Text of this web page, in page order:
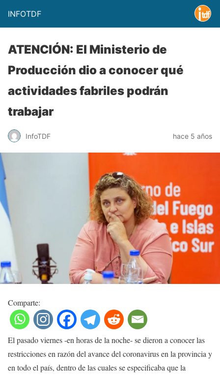
INFOTDF
ATENCIÓN: El Ministerio de
Producción dio a conocer qué
actividades fabriles podrán
trabajar
InfoTDF hace 5 años
Comparte:
El pasado viernes -en horas de la noche- se dieron a conocer las
restricciones en razón del avance del coronavirus en la provincia y
en todo el país, dentro de las cuales se especificaba que la